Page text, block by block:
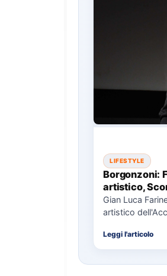
LIFESTYLE
Borgonzoni:
artistico,
Gian Luca
artistico
Leggi l'articolo